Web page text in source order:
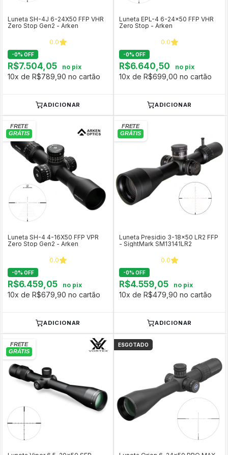
Luneta SH-4J 6-24X50 FFP VHR
Zero Stop Gen2 - Arken
0.0
-0% OFF
R$7.504,05 no pix
10x de R$789,90 no cartão
ADICIONAR
Luneta EPL-4 6-24x50 FFP VHR
Zero Stop - Arken
0.0
-0% OFF
R$6.640,50 no pix
10x de R$699,00 no cartão
ADICIONAR
Luneta SH-4 4-16X50 FFP VPR
Zero Stop Gen2 - Arken
0.0
-0% OFF
R$6.459,05 no pix
10x de R$679,90 no cartão
ADICIONAR
Luneta Presidio 3-18x50 LR2 FFP
- SightMark SM13141LR2
0.0
-0% OFF
R$4.559,05 no pix
10x de R$479,90 no cartão
ADICIONAR
ESGOTADO